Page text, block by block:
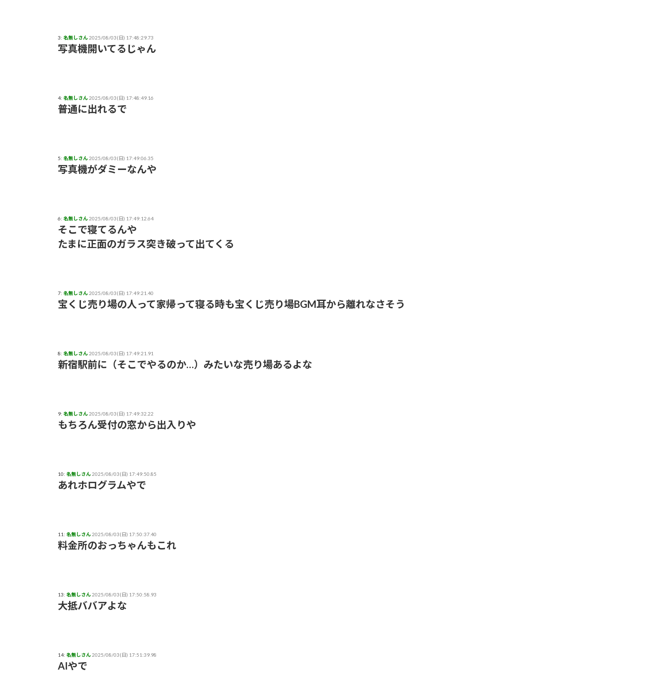
3: 名無しさん2025/08/03(日) 17:48:29.73
写真機開いてるじゃん
4: 名無しさん2025/08/03(日) 17:48:49.16
普通に出れるで
5: 名無しさん2025/08/03(日) 17:49:06.35
写真機がダミーなんや
6: 名無しさん2025/08/03(日) 17:49:12.64
そこで寝てるんや
たまに正面のガラス突き破って出てくる
7: 名無しさん2025/08/03(日) 17:49:21.40
宝くじ売り場の人って家帰って寝る時も宝くじ売り場BGM耳から離れなさそう
8: 名無しさん2025/08/03(日) 17:49:21.91
新宿駅前に（そこでやるのか…）みたいな売り場あるよな
9: 名無しさん2025/08/03(日) 17:49:32.22
もちろん受付の窓から出入りや
10: 名無しさん2025/08/03(日) 17:49:50.85
あれホログラムやで
11: 名無しさん2025/08/03(日) 17:50:37.40
料金所のおっちゃんもこれ
13: 名無しさん2025/08/03(日) 17:50:58.93
大抵ババアよな
14: 名無しさん2025/08/03(日) 17:51:39.98
AIやで